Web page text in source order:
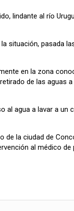
lindante al río
situación, pasada
en la zona
de las aguas
al agua a lavar a un
de la ciudad de
al médico de